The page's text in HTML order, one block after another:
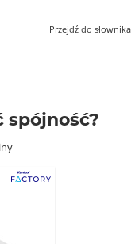
Przejdź do słownika
spójność?